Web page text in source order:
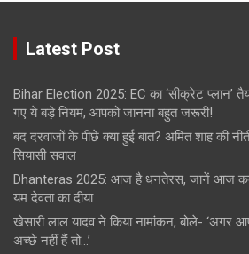
Latest Post
Bihar Election 2025: EC का ‘सीक्रेट प्लान’
गए ये बड़े नियम, आपको जानना बहुत जरूरी!
बंद दरवाजों के पीछे क्या हुई बात? अमित शाह की
सियासी सवाल
Dhanteras 2025: आज है धनतेरस, जानें आज
यम देवता का दीया
खेसारी लाल यादव ने किया नामांकन, बोले- ‘अगर
अच्छे नहीं हैं तो…’